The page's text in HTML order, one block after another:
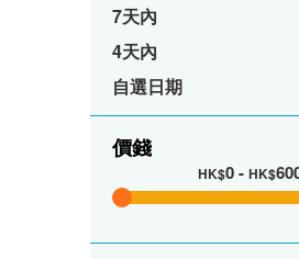
7天內
4天內
自選日期
價錢
HK$0- HK$